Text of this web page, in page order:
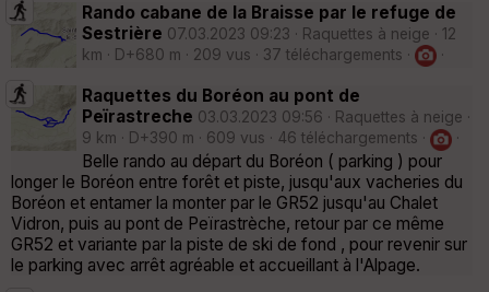
Rando cabane de la Braisse par le refuge de
Sestrière 07.03.2023 09:23 · Raquettes à neige · 12
km · D+680 m · 209 vus · 37 téléchargements ·
·
Raquettes du Boréon au pont de
Peïrastreche 03.03.2023 09:56 · Raquettes à neige ·
9 km · D+390 m · 609 vus · 46 téléchargements ·
·
Belle rando au départ du Boréon ( parking ) pour
longer le Boréon entre forêt et piste, jusqu'aux vacheries du
Boréon et entamer la monter par le GR52 jusqu'au Chalet
Vidron, puis au pont de Peïrastrèche, retour par ce même
GR52 et variante par la piste de ski de fond , pour revenir sur
le parking avec arrêt agréable et accueillant à l'Alpage.